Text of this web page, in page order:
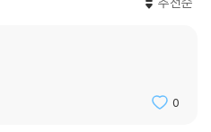
화편은 전공자들 또는 진지한 독자
, 그의 땅을 밟지 않고는 근동의 사람
사가 동원되었다. 고전과 지식의 영
0